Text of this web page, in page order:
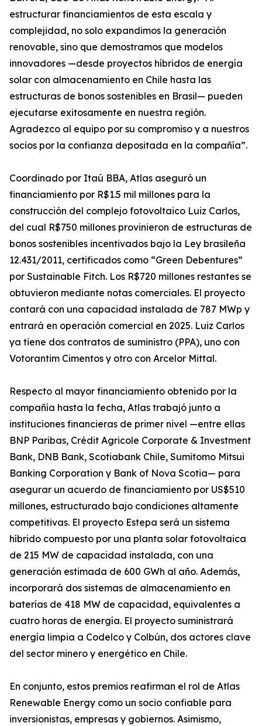
estructurar financiamientos de esta escala y
complejidad, no solo expandimos la generación
renovable, sino que demostramos que modelos
innovadores —desde proyectos híbridos de energía
solar con almacenamiento en Chile hasta las
estructuras de bonos sostenibles en Brasil— pueden
ejecutarse exitosamente en nuestra región.
Agradezco al equipo por su compromiso y a nuestros
socios por la confianza depositada en la compañía”.
Coordinado por Itaú BBA, Atlas aseguró un
financiamiento por R$1.5 mil millones para la
construcción del complejo fotovoltaico Luiz Carlos,
del cual R$750 millones provinieron de estructuras de
bonos sostenibles incentivados bajo la Ley brasileña
12.431/2011, certificados como “Green Debentures”
por Sustainable Fitch. Los R$720 millones restantes se
obtuvieron mediante notas comerciales. El proyecto
contará con una capacidad instalada de 787 MWp y
entrará en operación comercial en 2025. Luiz Carlos
ya tiene dos contratos de suministro (PPA), uno con
Votorantim Cimentos y otro con Arcelor Mittal.
Respecto al mayor financiamiento obtenido por la
compañía hasta la fecha, Atlas trabajó junto a
instituciones financieras de primer nivel —entre ellas
BNP Paribas, Crédit Agricole Corporate & Investment
Bank, DNB Bank, Scotiabank Chile, Sumitomo Mitsui
Banking Corporation y Bank of Nova Scotia— para
asegurar un acuerdo de financiamiento por US$510
millones, estructurado bajo condiciones altamente
competitivas. El proyecto Estepa será un sistema
híbrido compuesto por una planta solar fotovoltaica
de 215 MW de capacidad instalada, con una
generación estimada de 600 GWh al año. Además,
incorporará dos sistemas de almacenamiento en
baterías de 418 MW de capacidad, equivalentes a
cuatro horas de energía. El proyecto suministrará
energía limpia a Codelco y Colbún, dos actores clave
del sector minero y energético en Chile.
En conjunto, estos premios reafirman el rol de Atlas
Renewable Energy como un socio confiable para
inversionistas, empresas y gobiernos. Asimismo,